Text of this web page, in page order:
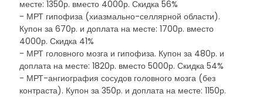
месте: 1350р. вместо 4000р. Скидка 56%
- МРТ гипофиза (хиазмально-селлярной области).
Купон за 670р. и доплата на месте: 1700р. вместо
4000р. Скидка 41%
- МРТ головного мозга и гипофиза. Купон за 480р. и
доплата на месте: 1820р. вместо 5000р. Скидка 54%
- МРТ-ангиография сосудов головного мозга (без
контраста). Купон за 350р. и доплата на месте: 1150р.